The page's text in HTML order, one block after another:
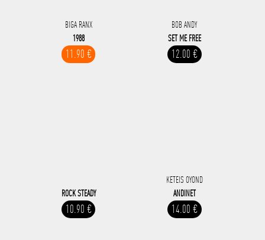
BIGA RANX
1988
11.90 €
BOB ANDY
SET ME FREE
12.00 €
ROCK STEADY
10.90 €
KETEIS OYOND
ANDINET
14.00 €